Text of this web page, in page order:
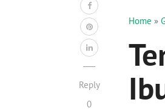
Reply
0
Home »